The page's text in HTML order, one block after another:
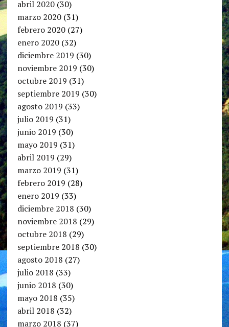
abril 2020(30)
marzo 2020(31)
febrero 2020(27)
enero 2020(32)
diciembre 2019 (30)
noviembre 2019 (30)
octubre 2019 (31)
septiembre 2019 (30)
agosto 2019 (33)
julio 2019 (31)
junio 2019 (30)
mayo 2019 (31)
abril 2019 (29)
marzo 2019 (31)
febrero 2019 (28)
enero 2019 (33)
diciembre 2018 (30)
noviembre 2018 (29)
octubre 2018 (29)
septiembre 2018 (30)
agosto 2018 (27)
julio 2018 (33)
junio 2018 (30)
mayo 2018 (35)
abril 2018 (32)
marzo 2018 (37)